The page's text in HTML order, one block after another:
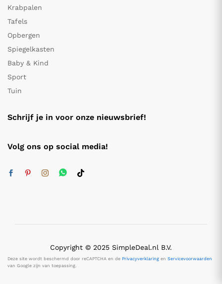
Krabpalen
Tafels
Opbergen
Spiegelkasten
Baby & Kind
Sport
Tuin
Schrijf je in voor onze nieuwsbrief!
Volg ons op social media!
Copyright © 2025 SimpleDeal.nl B.V.
Deze site wordt beschermd door reCAPTCHA en de Privacyverklaring en Servicevoorwaarden
van Google zijn van toepassing.